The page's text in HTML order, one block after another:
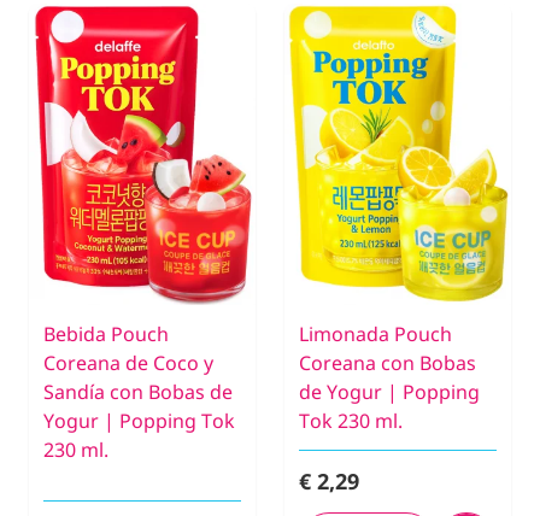
Bebida Pouch
Coreana de Coco y
Sandía con Bobas de
Yogur | Popping Tok
230 ml.
Limonada Pouch
Coreana con Bobas
de Yogur | Popping
Tok 230 ml.
€ 2,29